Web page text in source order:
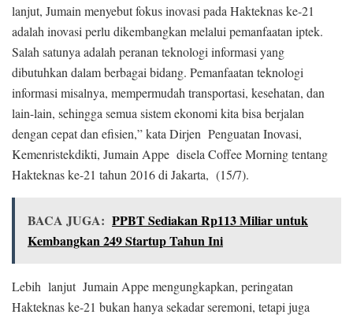
lanjut, Jumain menyebut fokus inovasi pada Hakteknas ke-21
adalah inovasi perlu dikembangkan melalui pemanfaatan iptek.
Salah satunya adalah peranan teknologi informasi yang
dibutuhkan dalam berbagai bidang. Pemanfaatan teknologi
informasi misalnya, mempermudah transportasi, kesehatan, dan
lain-lain, sehingga semua sistem ekonomi kita bisa berjalan
dengan cepat dan efisien,” kata Dirjen Penguatan Inovasi,
Kemenristekdikti, Jumain Appe disela Coffee Morning tentang
Hakteknas ke-21 tahun 2016 di Jakarta, (15/7).
BACA JUGA: PPBT Sediakan Rp113 Miliar untuk
Kembangkan 249 Startup Tahun Ini
Lebih lanjut Jumain Appe mengungkapkan, peringatan
Hakteknas ke-21 bukan hanya sekadar seremoni, tetapi juga